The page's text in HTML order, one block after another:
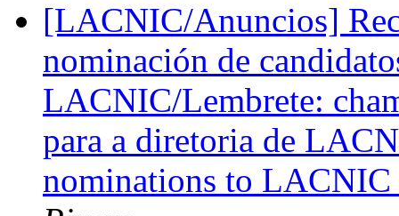
[LACNIC/Anuncios]
nominación de
LACNIC/Lembrete:
para a diretoria de
nominations to